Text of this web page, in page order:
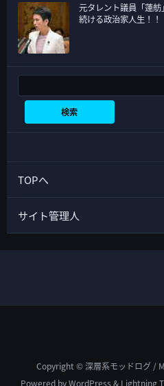
元タレント議員「蓮
続ける政治家人生！！
検索
TOPへ
サイト管理人
Copyright © 深層系モッドログ /
Powered byWordPress & Lightning